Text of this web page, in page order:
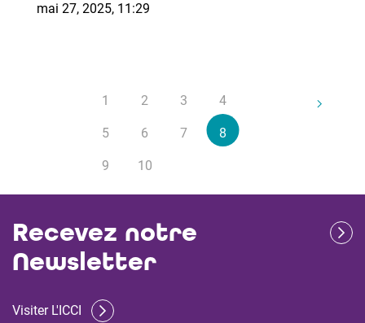
mai 27, 2025, 11:29
1 2 3 4
5 6 7 8
9 10
Recevez notre
Newsletter
Visiter L'ICCI